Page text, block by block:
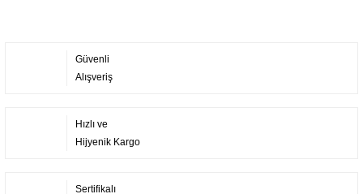
Güvenli
Alışveriş
Hızlı ve
Hijyenik Kargo
Sertifikalı